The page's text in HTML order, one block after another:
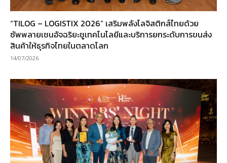
“TILOG – LOGISTIX 2026” เสริมพลังโลจิสติกส์ไทยด้วย
ซัพพลายเชนอัจฉริยะชูเทคโนโลยีและบริการยกระดับการขนส่ง
สินค้าให้ธุรกิจไทยในตลาดโลก
14/07/2026